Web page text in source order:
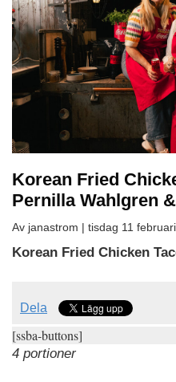
Korean Fried
Pernilla Wahlgren
Av janastrom | tisdag 11
Korean Fried Chicken
Dela
[ssba-buttons]
4 portioner